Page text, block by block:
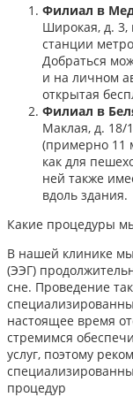
Филиал в
Широкая, д. 3,
станции
Добраться
и на личном
открытая
Филиал в
Маклая, д. 18/
(примерно 11
как для
ней также
вдоль здания.
Какие процедуры
В нашей клинике
(ЭЭГ)
сне. Проведение
настоящее время
стремимся
услуг, поэтому
процедур